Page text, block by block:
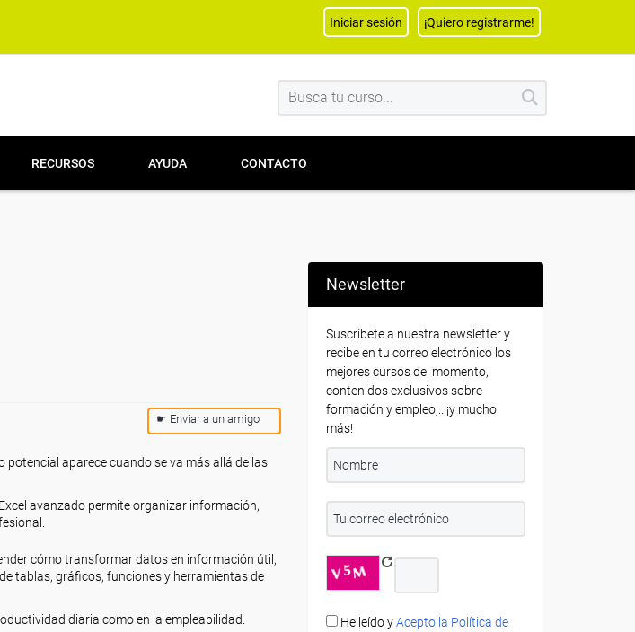
Iniciar sesión ¡Quiero registrarme!
RECURSOS AYUDA CONTACTO
☛ Enviar a un amigo
potencial aparece cuando se va más allá de las
avanzado permite organizar información,
cómo transformar datos en información útil,
tablas, gráficos, funciones y herramientas de
diaria como en la empleabilidad.
Newsletter
Suscríbete a nuestra newsletter y
recibe en tu correo electrónico los
mejores cursos del momento,
contenidos exclusivos sobre
formación y empleo,...¡y mucho
más!
He leído yAcepto la Política de